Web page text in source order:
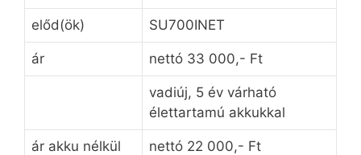
előd(ök) SU700INET
ár nettó 33 000,- Ft
vadiúj, 5 év várható
élettartamú akkukkal
ár akku nélkül nettó 22 000,- Ft